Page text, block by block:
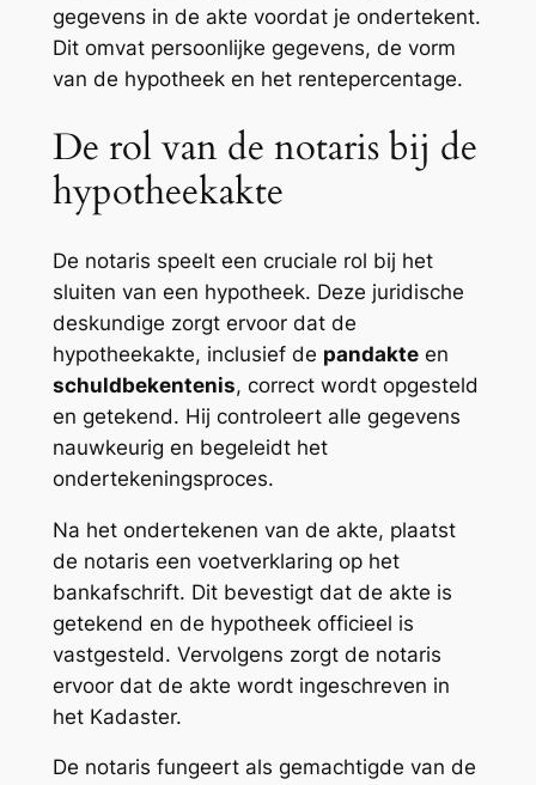
gegevens in de akte voordat je ondertekent.
Dit omvat persoonlijke gegevens, de vorm
van de hypotheek en het rentepercentage.
De rol van de notaris bij de
hypotheekakte
De notaris speelt een cruciale rol bij het
sluiten van een hypotheek. Deze juridische
deskundige zorgt ervoor dat de
hypotheekakte, inclusief de pandakteen
schuldbekentenis, correct wordt opgesteld
en getekend. Hij controleert alle gegevens
nauwkeurig en begeleidt het
ondertekeningsproces.
Na het ondertekenen van de akte, plaatst
de notaris een voetverklaring op het
bankafschrift. Dit bevestigt dat de akte is
getekend en de hypotheek officieel is
vastgesteld. Vervolgens zorgt de notaris
ervoor dat de akte wordt ingeschreven in
het Kadaster.
De notaris fungeert als gemachtigde van de